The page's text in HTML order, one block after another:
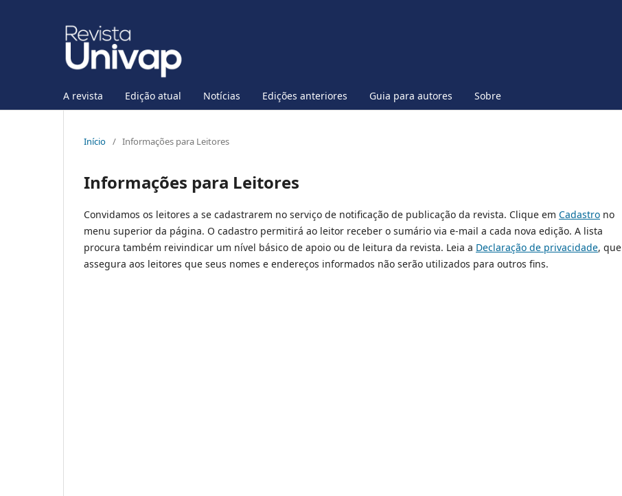
A revista Edição atual Notícias Edições anteriores Guia para autores Sobre
Início / Informações para Leitores
Informações para Leitores
Convidamos os leitores a se cadastrarem no serviço de notificação de publicação da revista. Clique em Cadastro no
menu superior da página. O cadastro permitirá ao leitor receber o sumário via e-mail a cada nova edição. A lista
procura também reivindicar um nível básico de apoio ou de leitura da revista. Leia a Declaração de privacidade, que
assegura aos leitores que seus nomes e endereços informados não serão utilizados para outros fins.